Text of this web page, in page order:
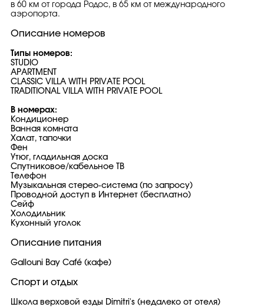
в 60 км от города Родос, в 65 км от международного
аэропорта.
Описание номеров
Типы номеров:
STUDIO
APARTMENT
CLASSIC VILLA WITH PRIVATE POOL
TRADITIONAL VILLA WITH PRIVATE POOL
В номерах:
Кондиционер
Ванная комната
Халат, тапочки
Фен
Утюг, гладильная доска
Спутниковое/кабельное ТВ
Телефон
Музыкальная стерео-система (по запросу)
Проводной доступ в Интернет (бесплатно)
Сейф
Холодильник
Кухонный уголок
Описание питания
Gallouni Bay Café (кафе)
Спорт и отдых
Школа верховой езды Dimitri's (недалеко от отеля)